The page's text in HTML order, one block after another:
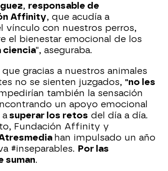
, responsable de
Affinity, que acudía a
vínculo con nuestros perros,
el bienestar emocional de los
ciencia", aseguraba.
gracias a nuestros animales
no se sienten juzgados, "no les
también la sensación
un apoyo emocional
superar los retos del día a día.
Fundación Affinity y
han impulsado un año
#inseparables. Por las
suman.